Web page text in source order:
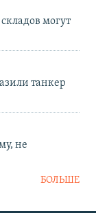
могут
танкер
не
БОЛЬШЕ